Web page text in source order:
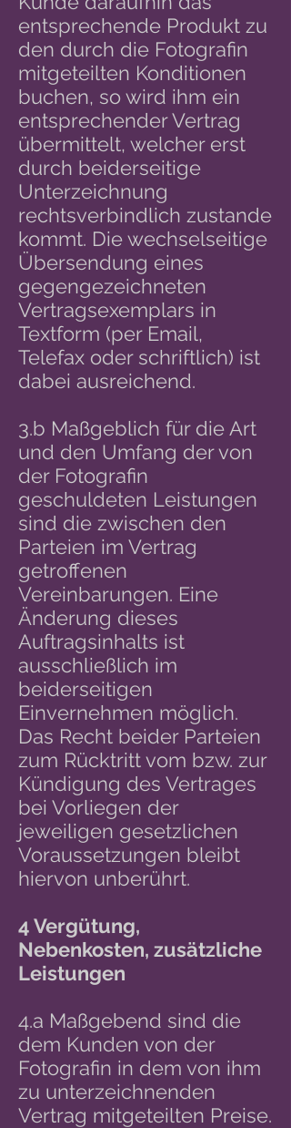
entsprechende Produkt zu
den durch die Fotografin
mitgeteilten Konditionen
buchen, so wird ihm ein
entsprechender Vertrag
übermittelt, welcher erst
durch beiderseitige
Unterzeichnung
rechtsverbindlich zustande
kommt. Die wechselseitige
Übersendung eines
gegengezeichneten
Vertragsexemplars in
Textform (per Email,
Telefax oder schriftlich) ist
dabei ausreichend.
3.b Maßgeblich für die Art
und den Umfang der von
der Fotografin
geschuldeten Leistungen
sind die zwischen den
Parteien im Vertrag
getroffenen
Vereinbarungen. Eine
Änderung dieses
Auftragsinhalts ist
ausschließlich im
beiderseitigen
Einvernehmen möglich.
Das Recht beider Parteien
zum Rücktritt vom bzw. zur
Kündigung des Vertrages
bei Vorliegen der
jeweiligen gesetzlichen
Voraussetzungen bleibt
hiervon unberührt.
4 Vergütung,
Nebenkosten, zusätzliche
Leistungen
4.a Maßgebend sind die
dem Kunden von der
Fotografin in dem von ihm
zu unterzeichnenden
Vertrag mitgeteilten Preise.